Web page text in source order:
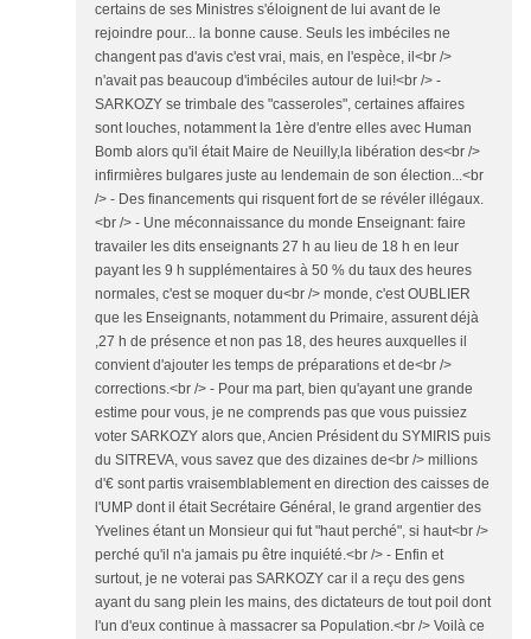
certains de ses Ministres s'éloignent de lui avant de le
rejoindre pour... la bonne cause. Seuls les imbéciles ne
changent pas d'avis c'est vrai, mais, en l'espèce, il<br />
n'avait pas beaucoup d'imbéciles autour de lui!<br /> -
SARKOZY se trimbale des "casseroles", certaines affaires
sont louches, notamment la 1ère d'entre elles avec Human
Bomb alors qu'il était Maire de Neuilly,la libération des<br />
infirmières bulgares juste au lendemain de son élection...<br
/> - Des financements qui risquent fort de se révéler illégaux.
<br /> - Une méconnaissance du monde Enseignant: faire
travailer les dits enseignants 27 h au lieu de 18 h en leur
payant les 9 h supplémentaires à 50 % du taux des heures
normales, c'est se moquer du<br /> monde, c'est OUBLIER
que les Enseignants, notamment du Primaire, assurent déjà
,27 h de présence et non pas 18, des heures auxquelles il
convient d'ajouter les temps de préparations et de<br />
corrections.<br /> - Pour ma part, bien qu'ayant une grande
estime pour vous, je ne comprends pas que vous puissiez
voter SARKOZY alors que, Ancien Président du SYMIRIS puis
du SITREVA, vous savez que des dizaines de<br /> millions
d'€ sont partis vraisemblablement en direction des caisses de
l'UMP dont il était Secrétaire Général, le grand argentier des
Yvelines étant un Monsieur qui fut "haut perché", si haut<br />
perché qu'il n'a jamais pu être inquiété.<br /> - Enfin et
surtout, je ne voterai pas SARKOZY car il a reçu des gens
ayant du sang plein les mains, des dictateurs de tout poil dont
l'un d'eux continue à massacrer sa Population.<br /> Voilà ce